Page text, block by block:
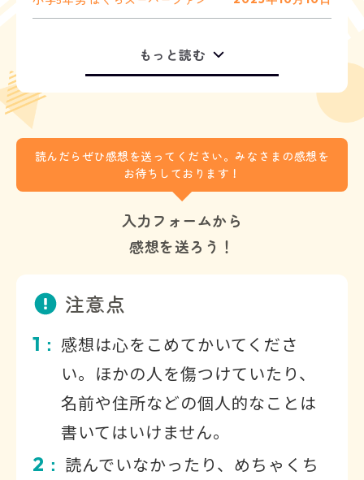
もっと読む
読んだらぜひ感想を送ってください。みなさまの感想を
お待ちしております！
入力フォームから
感想を送ろう！
注意点
1 ： 感想は心をこめてかいてくださ
い。ほかの人を傷つけていたり、
名前や住所などの個人的なことは
書いてはいけません。
2 ： 読んでいなかったり、めちゃくち